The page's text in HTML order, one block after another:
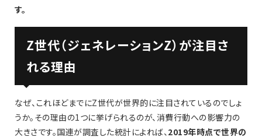
す。
Z世代（ジェネレーションZ）が注目さ
れる理由
なぜ、これほどまでにZ世代が世界的に注目されているのでしょ
うか。その理由の1つに挙げられるのが、消費行動への影響力の
大きさです。国連が調査した統計によれば、 2019年時点で世界の